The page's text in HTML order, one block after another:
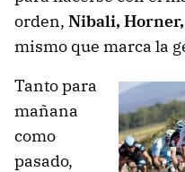
orden, Nibali, Horner,
mismo que marca la
Tanto para
mañana
como
pasado,